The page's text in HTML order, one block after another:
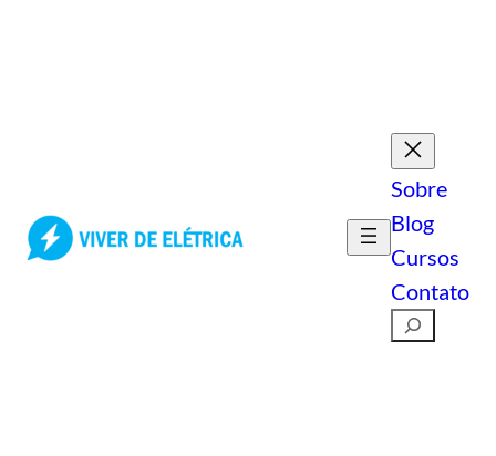
Sobre
Blog
Cursos
Contato
Pesquisar